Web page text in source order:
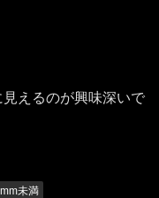
えるのが興味深いで
未満